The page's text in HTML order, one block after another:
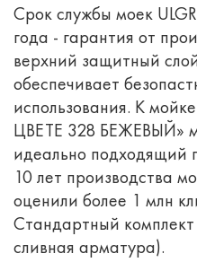
Срок службы моек
года - гарантия от
верхний защитный
обеспечивает
использования. К
ЦВЕТЕ 328 БЕЖЕВЫЙ»
идеально подходящий
10 лет производства
оценили более 1 млн
Стандартный
сливная арматура).